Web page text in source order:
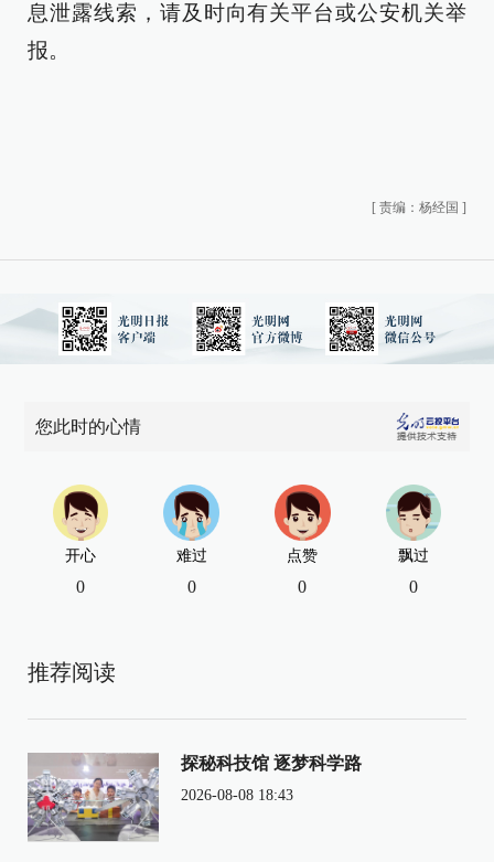
息泄露线索，请及时向有关平台或公安机关举
报。
[ 责编：杨经国 ]
您此时的心情
开心
0
难过
0
点赞
0
飘过
0
推荐阅读
探秘科技馆 逐梦科学路
2026-08-08 18:43